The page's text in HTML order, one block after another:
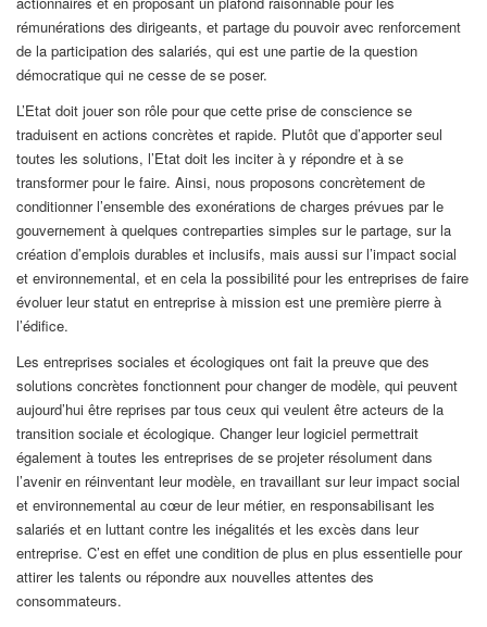
rémunérations des dirigeants, et partage du pouvoir avec renforcement
de la participation des salariés, qui est une partie de la question
démocratique qui ne cesse de se poser.
L’Etat doit jouer son rôle pour que cette prise de conscience se
traduisent en actions concrètes et rapide. Plutôt que d’apporter seul
toutes les solutions, l’Etat doit les inciter à y répondre et à se
transformer pour le faire. Ainsi, nous proposons concrètement de
conditionner l’ensemble des exonérations de charges prévues par le
gouvernement à quelques contreparties simples sur le partage, sur la
création d’emplois durables et inclusifs, mais aussi sur l’impact social
et environnemental, et en cela la possibilité pour les entreprises de faire
évoluer leur statut en entreprise à mission est une première pierre à
l’édifice.
Les entreprises sociales et écologiques ont fait la preuve que des
solutions concrètes fonctionnent pour changer de modèle, qui peuvent
aujourd’hui être reprises par tous ceux qui veulent être acteurs de la
transition sociale et écologique. Changer leur logiciel permettrait
également à toutes les entreprises de se projeter résolument dans
l’avenir en réinventant leur modèle, en travaillant sur leur impact social
et environnemental au cœur de leur métier, en responsabilisant les
salariés et en luttant contre les inégalités et les excès dans leur
entreprise. C’est en effet une condition de plus en plus essentielle pour
attirer les talents ou répondre aux nouvelles attentes des
consommateurs.